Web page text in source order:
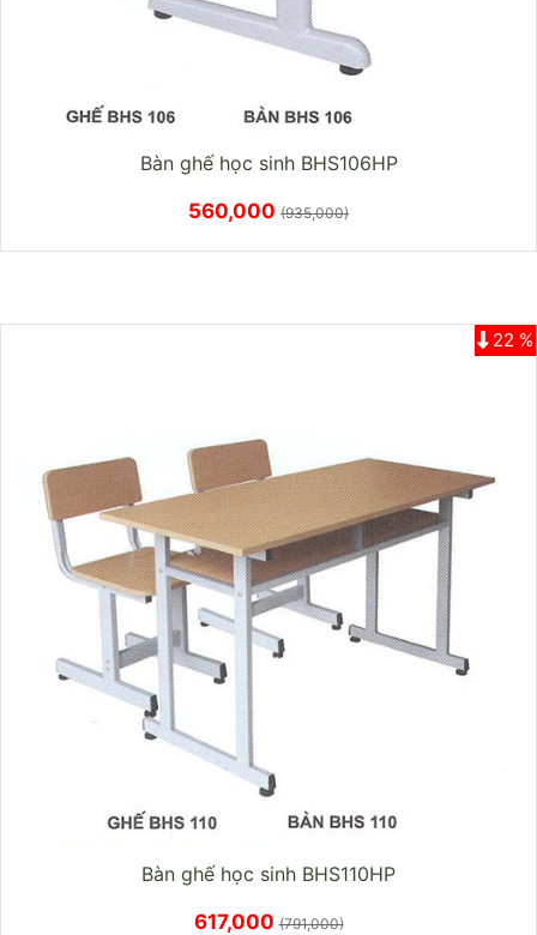
Bàn ghế học sinh BHS106HP
560,000 (935,000)
Bàn ghế học sinh BHS110HP
22 %
617,000(791,000)